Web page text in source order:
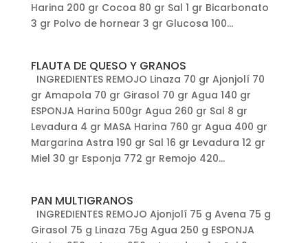
Harina 200 gr Cocoa 80 gr Sal 1 gr Bicarbonato
3 gr Polvo de hornear 3 gr Glucosa 100...
FLAUTA DE QUESO Y GRANOS
INGREDIENTES REMOJO Linaza 70 gr Ajonjolí 70
gr Amapola 70 gr Girasol 70 gr Agua 140 gr
ESPONJA Harina 500gr Agua 260 gr Sal 8 gr
Levadura 4 gr MASA Harina 760 gr Agua 400 gr
Margarina Astra 190 gr Sal 16 gr Levadura 12 gr
Miel 30 gr Esponja 772 gr Remojo 420...
PAN MULTIGRANOS
INGREDIENTES REMOJO Ajonjolí 75 g Avena 75 g
Girasol 75 g Linaza 75g Agua 250 g ESPONJA